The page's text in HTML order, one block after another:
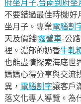
府坐月子,台南到府坐
不要錯過最佳時機!好
坐月子。專業電腦割
天及價錢!露營車-公
裡。濃郁的奶香牛軋
也能盡情探索海底世
媽媽心得分享與交流
異， 電腦割字讓客戶
落文化專人導覽。為